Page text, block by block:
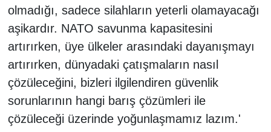
olmadığı, sadece silahların yeterli olamayacağı
aşikardır. NATO savunma kapasitesini
artırırken, üye ülkeler arasındaki dayanışmayı
artırırken, dünyadaki çatışmaların nasıl
çözüleceğini, bizleri ilgilendiren güvenlik
sorunlarının hangi barış çözümleri ile
çözüleceği üzerinde yoğunlaşmamız lazım.'